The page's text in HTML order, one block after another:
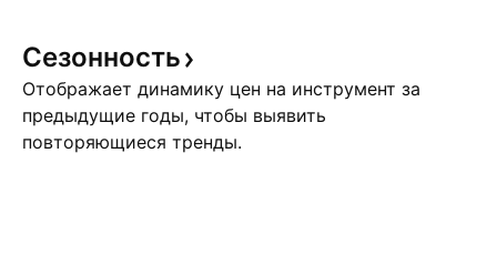
Сезонность
Отображает динамику цен на инструмент за
предыдущие годы, чтобы выявить
повторяющиеся тренды.